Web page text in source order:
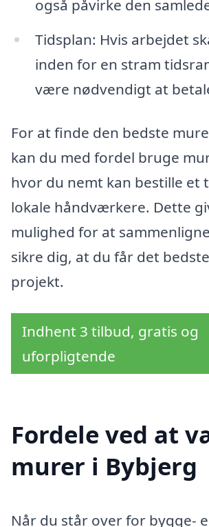
også påvirke den
Tidsplan: Hvis arbejdet
inden for en stram
være nødvendigt at
For at finde den bedste
kan du med fordel bruge
hvor du nemt kan bestille et
lokale håndværkere. Dette
mulighed for at
sikre dig, at du får det
projekt.
Indhent 3 tilbud, gratis og
uforpligtende
Fordele ved at
murer i Bybjerg
Når du står over for bygge-